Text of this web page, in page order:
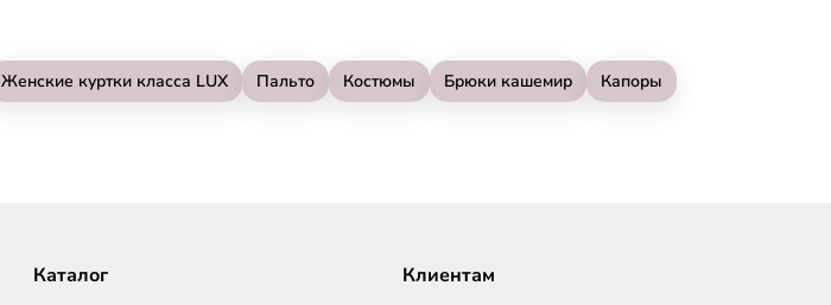
Женские куртки класса LUX Пальто Костюмы Брюки кашемир
Капоры
Каталог Клиентам